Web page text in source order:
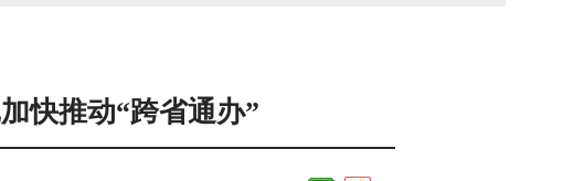
快推动“跨省通办”